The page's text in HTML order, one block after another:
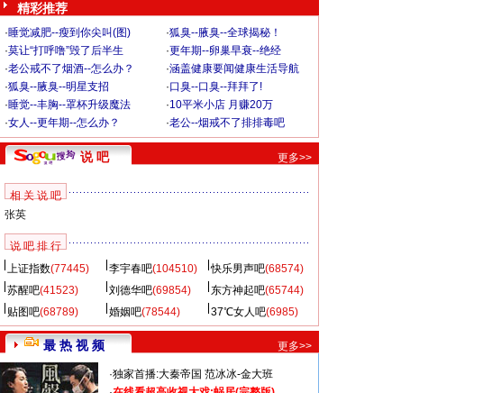
精彩推荐
·睡觉减肥--瘦到你尖叫(图) ·狐臭--腋臭--全球揭秘！
·莫让“打呼噜”毁了后半生 ·更年期--卵巢早衰--绝经
·老公戒不了烟酒--怎么办？ ·涵盖健康要闻健康生活导航
·狐臭--腋臭--明星支招 ·口臭--口臭--拜拜了!
·睡觉--丰胸--罩杯升级魔法 ·10平米小店 月赚20万
·女人--更年期--怎么办？ ·老公--烟戒不了排排毒吧
说 吧 更多>>
相 关 说 吧
张英
说 吧 排 行
上证指数(77445) 李宇春吧(104510) 快乐男声吧(68574)
苏醒吧(41523) 刘德华吧(69854) 东方神起吧(65744)
贴图吧(68789) 婚姻吧(78544) 37℃女人吧(6985)
最 热 视 频 更多>>
·独家首播:大秦帝国 范冰冰-金大班